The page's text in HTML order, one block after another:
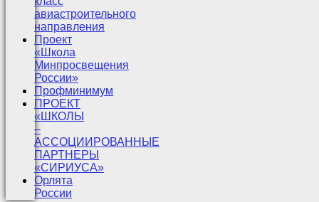
авиастроительного
направления
Проект
«Школа
Минпросвещения
России»
Профминимум
ПРОЕКТ
«ШКОЛЫ
–
АССОЦИИРОВАННЫЕ
ПАРТНЕРЫ
«СИРИУСА»
Орлята
России